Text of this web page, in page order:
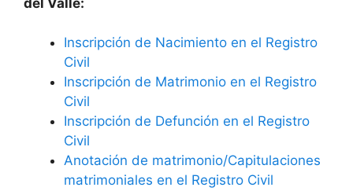
Inscripción de Nacimiento en el Registro
Civil
Inscripción de Matrimonio en el Registro
Civil
Inscripción de Defunción en el Registro
Civil
Anotación de matrimonio/Capitulaciones
matrimoniales en el Registro Civil